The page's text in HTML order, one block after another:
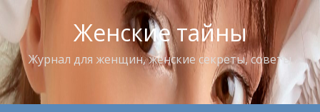
Женские тайны
Журнал для женщин, женские секреты, советы